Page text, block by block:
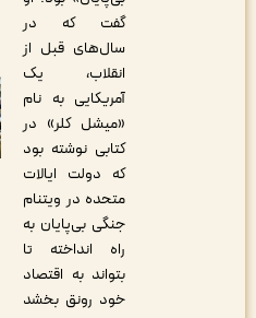
گفت که در
سال‌های قبل از
انقلاب، یک
آمریکایی به نام
«میشل کلر» در
کتابی نوشته بود
که دولت ایالات
متحده در ویتنام
جنگی بی‌پایان به
راه انداخته تا
بتواند به اقتصاد
خود رونق بخشد